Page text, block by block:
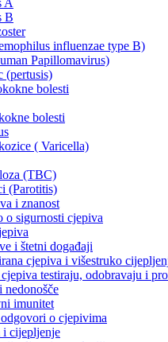
A
B
influenzae type B)
Papillomavirus)
(pertusis)
bolesti
bolesti
( Varicella)
(TBC)
(Parotitis)
i znanost
o sigurnosti cjepiva
i štetni događaji
cjepiva i višestruko
testiraju, odobravaju i
nedonošče
imunitet
o cjepivima
cijepljenje